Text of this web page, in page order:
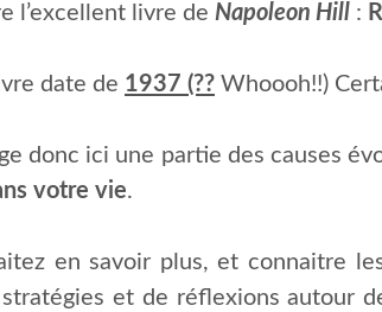
l’excellent livre de Napoleon Hill :
date de 1937 (?? Whoooh!!)
donc ici une partie des causes
votre vie.
en savoir plus, et connaitre
et de réflexions autour